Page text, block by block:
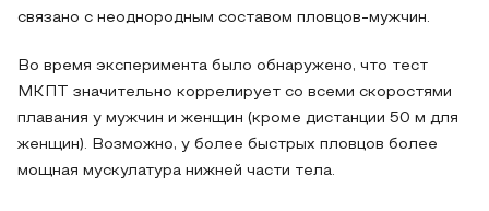
связано с неоднородным составом пловцов-мужчин.
Во время эксперимента было обнаружено, что тест
МКПТ значительно коррелирует со всеми скоростями
плавания у мужчин и женщин (кроме дистанции 50 м для
женщин). Возможно, у более быстрых пловцов более
мощная мускулатура нижней части тела.